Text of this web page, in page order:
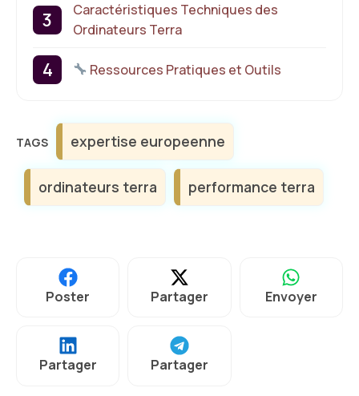
Caractéristiques Techniques des
Ordinateurs Terra
Ressources Pratiques et Outils
Étiquettes
expertise europeenne
ordinateurs terra performance terra
Poster Partager Envoyer
Partager Partager